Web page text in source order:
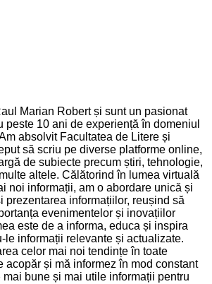
Marian Robert și sunt un pasionat
peste 10 ani de experiență în domeniul
absolvit Facultatea de Litere și
să scriu pe diverse platforme online,
de subiecte precum știri, tehnologie,
altele. Călătorind în lumea virtuală
noi informații, am o abordare unică și
prezentarea informațiilor, reușind să
evenimentelor și inovațiilor
este de a informa, educa și inspira
le informații relevante și actualizate.
celor mai noi tendințe în toate
acopăr și mă informez în mod constant
bune și mai utile informații pentru